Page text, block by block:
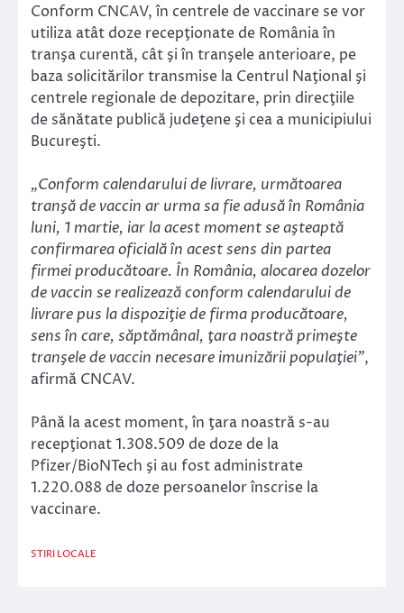
Conform CNCAV, în centrele de vaccinare se vor
utiliza atât doze recepţionate de România în
tranşa curentă, cât şi în tranşele anterioare, pe
baza solicitărilor transmise la Centrul Naţional şi
centrele regionale de depozitare, prin direcţiile
de sănătate publică judeţene şi cea a municipiului
Bucureşti.
„Conform calendarului de livrare, următoarea
tranşă de vaccin ar urma sa fie adusă în România
luni, 1 martie, iar la acest moment se aşteaptă
confirmarea oficială în acest sens din partea
firmei producătoare. În România, alocarea dozelor
de vaccin se realizează conform calendarului de
livrare pus la dispoziţie de firma producătoare,
sens în care, săptămânal, ţara noastră primeşte
tranşele de vaccin necesare imunizării populaţiei”,
afirmă CNCAV.
Până la acest moment, în ţara noastră s-au
recepţionat 1.308.509 de doze de la
Pfizer/BioNTech şi au fost administrate
1.220.088 de doze persoanelor înscrise la
vaccinare.
STIRI LOCALE